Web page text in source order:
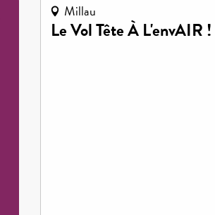
Millau
Le Vol Tête À L'envAIR !